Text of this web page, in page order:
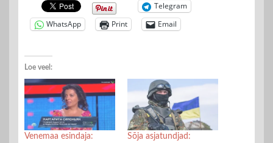
Telegram
WhatsApp
Print Email
Loe veel:
Venemaa esindaja:
Sõja asjatundjad: